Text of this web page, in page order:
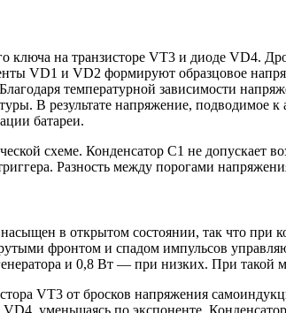
ключа на транзисторе VT3 и диоде VD4.
VD1 и VD2 формируют образцовое
температурной зависимости
В результате напряжение, подводимое
батареи.
схеме. Конденсатор С1 не допускает
Разность между порогами
в открытом состоянии, так что при
фронтом и спадом импульсов
и 0,8 Вт — при низких. При такой
VT3 от бросков напряжения
уменьшаясь по экспоненте.